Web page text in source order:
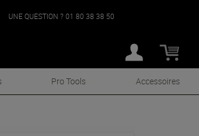
UNE QUESTION ? 01 80 38 38 50
Pro Tools Accessoires